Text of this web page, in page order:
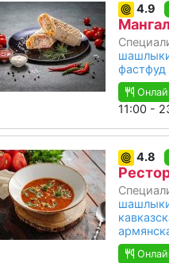
4.9
Мангал
фастфуд
11:00 -
4.8